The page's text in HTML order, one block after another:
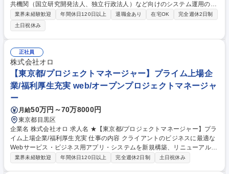
共機関（国立研究開発法人、独立行政法人）など向けのシステム運用のPL
として当社社員と一緒にプロジェクトの顧客折衝、ビジネスパートナー要
員のマネジメントなどを担当いただきます。 ■100万～1億円規模のシステ
ム運用（ヘルプデスクを含む）、システム開発、パッケージ導入（他社を
含む） ■既存顧客との商談活動（リプレース活動、新規案件活動）、入札
案件情報をもとにした活動、ビジネスパートナーから紹介案件などが中心
となります（新規:既存＝2:8） 【想定クライアント】公共機関（国立研究
開発法人、独立行政法人等） 募集職種 【つくば/公共機関向けITインフラ
運用エンジニア/ＰＬ】スタンダード上場企業
業界未経験歓迎 年間休日120日以上 退職金あり 在宅OK
完全週休2日制
土日祝休み
正社員
株式会社オロ
【東京都/プロジェクトマネージャー】プライム上場企
業/福利厚生充実 web/オープンプロジェクトマネージャ
ー
月給50万円～70万8000円
東京都目黒区
企業名 株式会社オロ 求人名 ★【東京都/プロジェクトマネージャー】プラ
イム上場企業/福利厚生充実 仕事の内容 クライアントのビジネスに最適な
Webサービス・ビジネス用アプリ・システムを新規構築、リニューアルや
エンハンス開発を手掛けます。顧客折衝・計画立案～設計・開発・導入の
業界未経験歓迎 年間休日120日以上 完全週休2日制 土日祝休み